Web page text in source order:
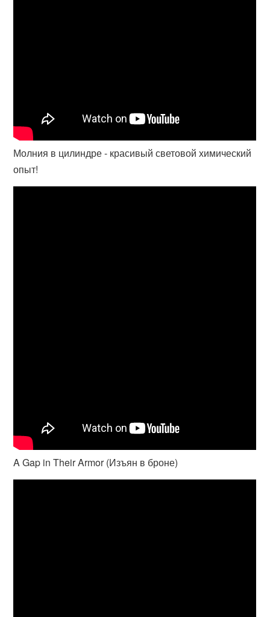
Молния в цилиндре - красивый световой химический
опыт!
A Gap in Their Armor (Изъян в броне)